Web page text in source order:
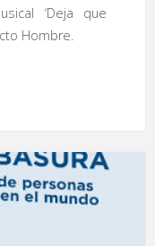
‘Deja que
Hombre.